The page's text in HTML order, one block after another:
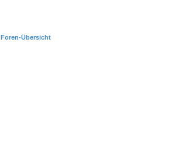
Foren-Übersicht